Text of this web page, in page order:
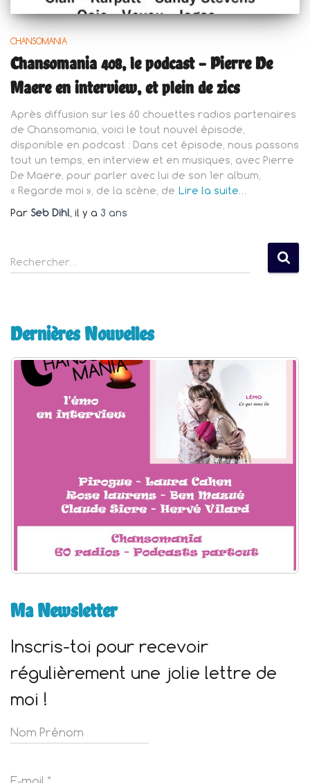
CHANSOMANIA
Chansomania 408, le podcast – Pierre De
Maere en interview, et plein de zics
Après diffusion sur les 60 chouettes radios partenaires
de Chansomania, voici le tout nouvel épisode,
disponible en podcast : Dans cet épisode, nous passons
tout un temps, en interview et en musiques, avec Pierre
De Maere, pour parler avec lui de son 1er album,
« Regarde moi », de la scène, de Lire la suite…
Par Seb Dihl, il y a 3 ans
R
e
r
h
Rechercher…
Dernières Nouvelles
Ma Newsletter
Inscris-toi pour recevoir
régulièrement une jolie lettre de
moi !